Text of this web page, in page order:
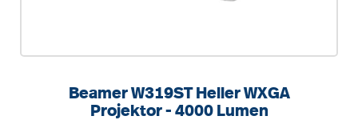
Beamer W319ST Heller WXGA
Projektor - 4000 Lumen